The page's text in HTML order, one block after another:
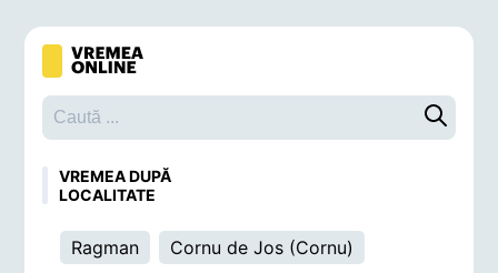
Caută o
VREMEA DUPĂ
LOCALITATE
Ragman
Cornu de Jos (Cornu)